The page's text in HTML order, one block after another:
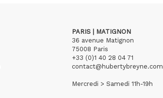
PARIS | MATIGNON
36 avenue Matignon
75008 Paris
+33 (0)1 40 28 04 71
contact@hubertybreyne.com
Mercredi > Samedi 11h-19h